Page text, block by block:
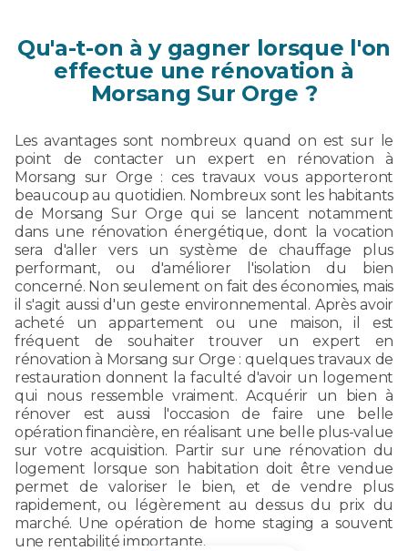
Qu'a-t-on à y gagner lorsque l'on
effectue une rénovation à
Morsang Sur Orge ?
Les avantages sont nombreux quand on est sur le
point de contacter un expert en rénovation à
Morsang sur Orge : ces travaux vous apporteront
beaucoup au quotidien. Nombreux sont les habitants
de Morsang Sur Orge qui se lancent notamment
dans une rénovation énergétique, dont la vocation
sera d'aller vers un système de chauffage plus
performant, ou d'améliorer l'isolation du bien
concerné. Non seulement on fait des économies, mais
il s'agit aussi d'un geste environnemental. Après avoir
acheté un appartement ou une maison, il est
fréquent de souhaiter trouver un expert en
rénovation à Morsang sur Orge : quelques travaux de
restauration donnent la faculté d'avoir un logement
qui nous ressemble vraiment. Acquérir un bien à
rénover est aussi l'occasion de faire une belle
opération financière, en réalisant une belle plus-value
sur votre acquisition. Partir sur une rénovation du
logement lorsque son habitation doit être vendue
permet de valoriser le bien, et de vendre plus
rapidement, ou légèrement au dessus du prix du
marché. Une opération de home staging a souvent
une rentabilité importante.